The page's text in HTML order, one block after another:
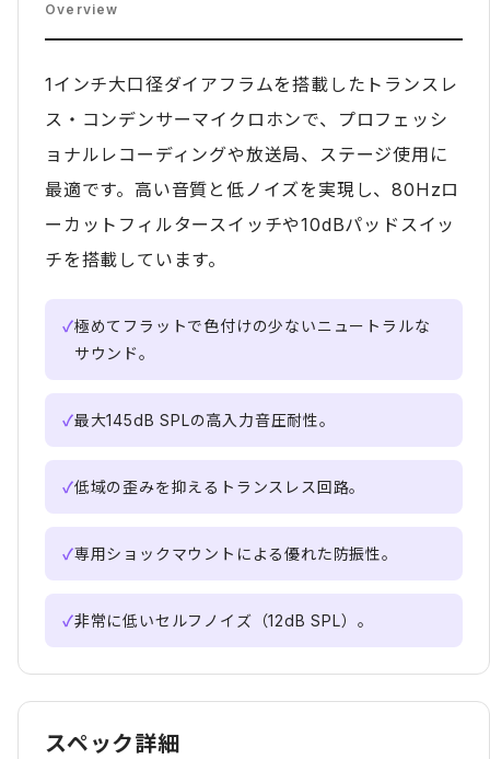
Overview
1インチ大口径ダイアフラムを搭載したトランスレ
ス・コンデンサーマイクロホンで、プロフェッシ
ョナルレコーディングや放送局、ステージ使用に
最適です。高い音質と低ノイズを実現し、80Hzロ
ーカットフィルタースイッチや10dBパッドスイッ
チを搭載しています。
✓極めてフラットで色付けの少ないニュートラルな
サウンド。
✓最大145dB SPLの高入力音圧耐性。
✓低域の歪みを抑えるトランスレス回路。
✓専用ショックマウントによる優れた防振性。
✓非常に低いセルフノイズ（12dB SPL）。
スペック詳細